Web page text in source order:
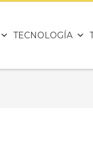
TECNOLOGÍA